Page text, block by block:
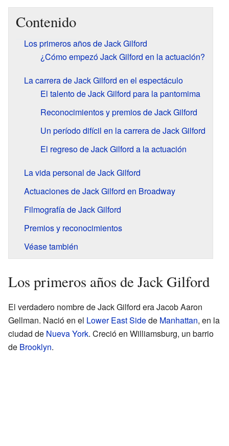
Contenido
Los primeros años de Jack Gilford
¿Cómo empezó Jack Gilford en la actuación?
La carrera de Jack Gilford en el espectáculo
El talento de Jack Gilford para la pantomima
Reconocimientos y premios de Jack Gilford
Un período difícil en la carrera de Jack Gilford
El regreso de Jack Gilford a la actuación
La vida personal de Jack Gilford
Actuaciones de Jack Gilford en Broadway
Filmografía de Jack Gilford
Premios y reconocimientos
Véase también
Los primeros años de Jack Gilford
El verdadero nombre de Jack Gilford era Jacob Aaron
Gellman. Nació en el Lower East Sidede Manhattan, en la
ciudad de Nueva York. Creció en Williamsburg, un barrio
de Brooklyn.